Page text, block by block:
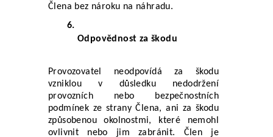
Člena bez nároku na náhradu.
Odpovědnost za škodu
Provozovatel neodpovídá za škodu
vzniklou v důsledku nedodržení
provozních nebo bezpečnostních
podmínek ze strany Člena, ani za škodu
způsobenou okolnostmi, které nemohl
ovlivnit nebo jim zabránit. Člen je